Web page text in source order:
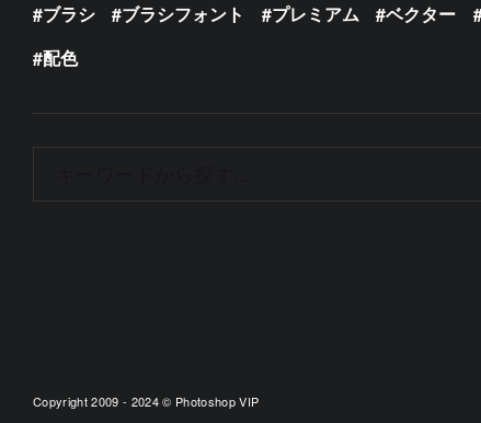
ブラシ
ブラシフォント プレミアム ベクター
配色
Copyright 2009 - 2024 © Photoshop VIP